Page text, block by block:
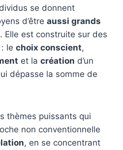
se donnent
d’être aussi grands
. Elle est construite sur des
le choix conscient,
et la création d’un
dépasse la somme de
thèmes puissants qui
non conventionnelle
, en se concentrant